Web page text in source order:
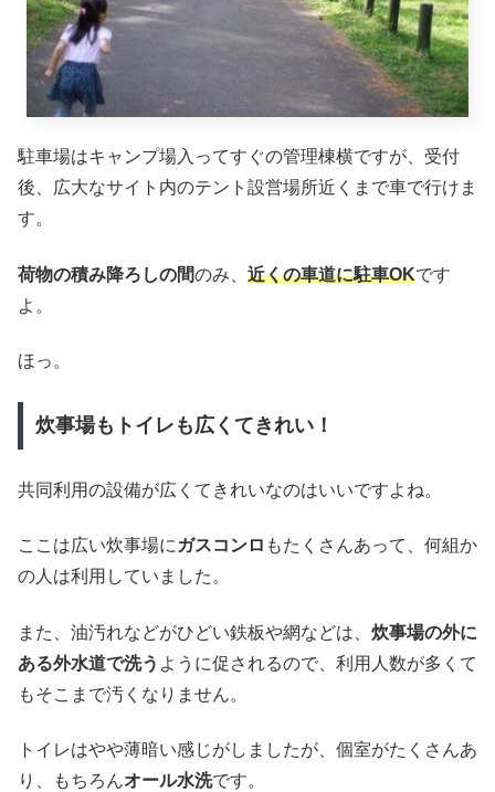
駐車場はキャンプ場入ってすぐの管理棟横ですが、受付
後、広大なサイト内のテント設営場所近くまで車で行けま
す。
荷物の積み降ろしの間のみ、 近くの車道に駐車OKです
よ。
ほっ。
炊事場もトイレも広くてきれい！
共同利用の設備が広くてきれいなのはいいですよね。
ここは広い炊事場に ガスコンロ もたくさんあって、何組か
の人は利用していました。
また、油汚れなどがひどい鉄板や網などは、 炊事場の外に
ある外水道で洗う ように促されるので、利用人数が多くて
もそこまで汚くなりません。
トイレはやや薄暗い感じがしましたが、個室がたくさんあ
り、もちろんオール水洗です。